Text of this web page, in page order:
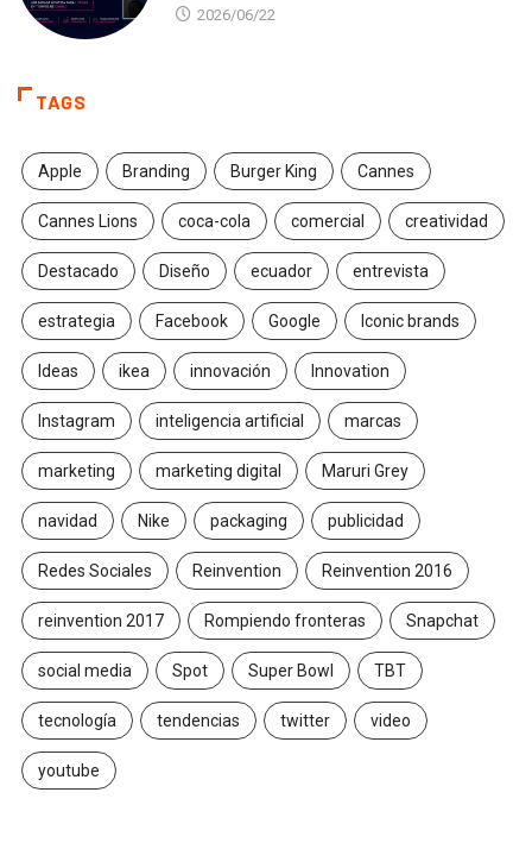
2026/06/22
TAGS
Apple Branding Burger King Cannes
Cannes Lions coca-cola comercial creatividad
Destacado Diseño ecuador entrevista
estrategia Facebook Google Iconic brands
Ideas ikea innovación Innovation
Instagram inteligencia artificial marcas
marketing marketing digital Maruri Grey
navidad Nike packaging publicidad
Redes Sociales Reinvention Reinvention 2016
reinvention 2017 Rompiendo fronteras Snapchat
social media Spot Super Bowl TBT
tecnología tendencias twitter video
youtube